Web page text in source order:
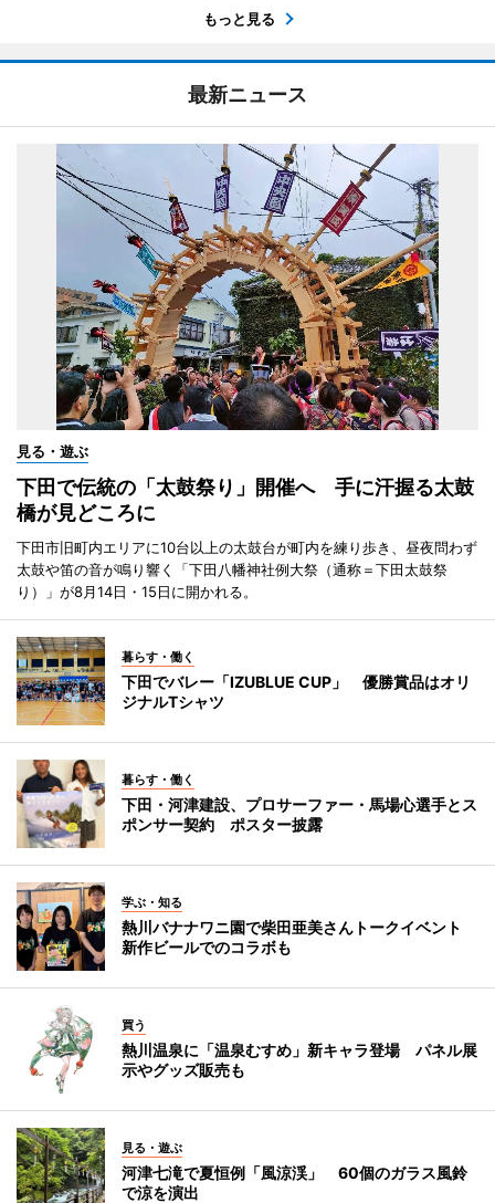
もっと見る
最新ニュース
見る・遊ぶ
下田で伝統の「太鼓祭り」開催へ 手に汗握る太鼓
橋が見どころに
下田市旧町内エリアに10台以上の太鼓台が町内を練り歩き、昼夜問わず
太鼓や笛の音が鳴り響く「下田八幡神社例大祭（通称＝下田太鼓祭
り）」が8月14日・15日に開かれる。
暮らす・働く
下田でバレー「IZUBLUE CUP」 優勝賞品はオリ
ジナルTシャツ
暮らす・働く
下田・河津建設、プロサーファー・馬場心選手とス
ポンサー契約 ポスター披露
学ぶ・知る
熱川バナナワニ園で柴田亜美さんトークイベント
新作ビールでのコラボも
買う
熱川温泉に「温泉むすめ」新キャラ登場 パネル展
示やグッズ販売も
見る・遊ぶ
河津七滝で夏恒例「風涼渓」 60個のガラス風鈴
で涼を演出